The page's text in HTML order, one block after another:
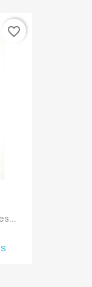
favorite_border